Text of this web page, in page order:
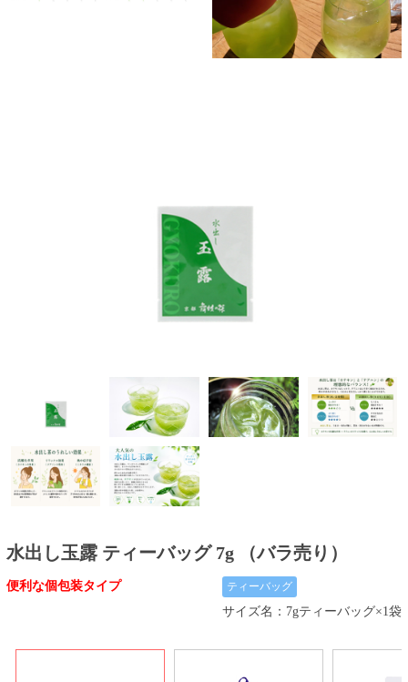
水出し玉露 ティーバッグ 7g （バラ売り）
便利な個包装タイプ ティーバッグ
サイズ名：7gティーバッグ×1袋